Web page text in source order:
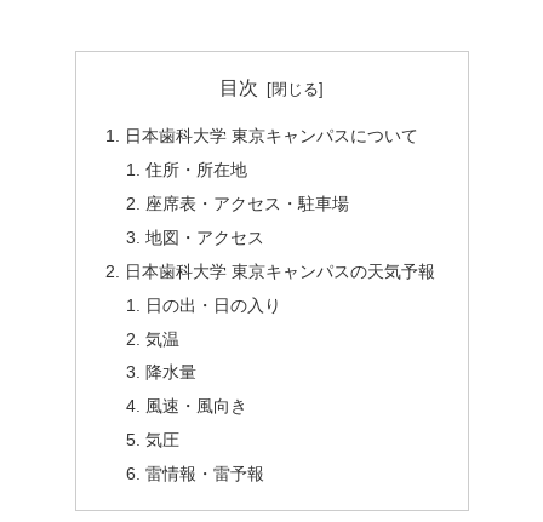
目次
日本歯科大学 東京キャンパスについて
住所・所在地
座席表・アクセス・駐車場
地図・アクセス
日本歯科大学 東京キャンパスの天気予報
日の出・日の入り
気温
降水量
風速・風向き
気圧
雷情報・雷予報